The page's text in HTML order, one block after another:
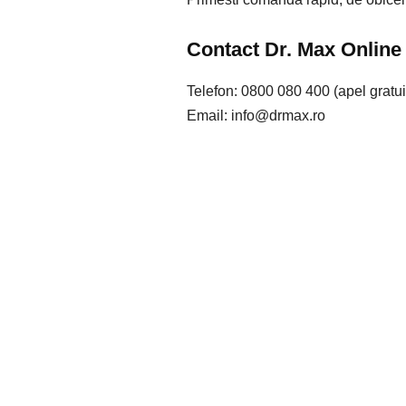
Contact Dr. Max Online
Telefon: 0800 080 400 (apel
Email: info@drmax.ro